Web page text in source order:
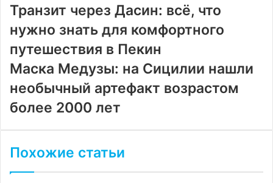
Транзит через Дасин: всё, что
нужно знать для комфортного
путешествия в Пекин
Маска Медузы: на Сицилии нашли
необычный артефакт возрастом
более 2000 лет
Похожие статьи